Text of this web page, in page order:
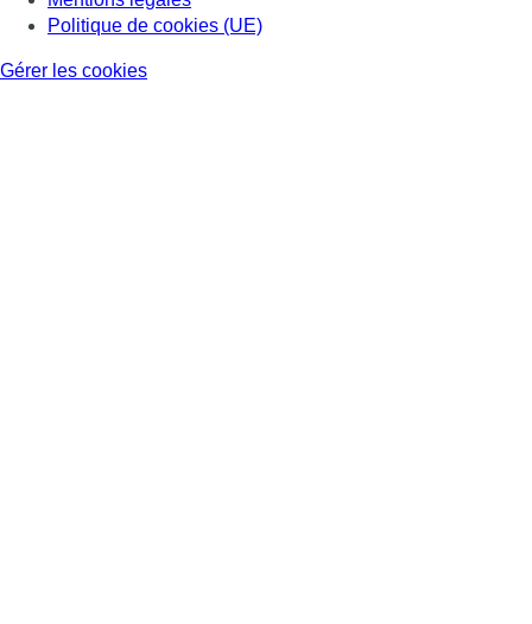
Politique de cookies (UE)
Gérer les cookies